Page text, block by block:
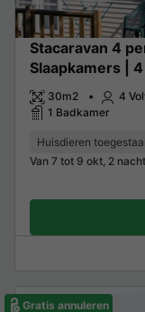
Stacaravan 4
Slaapkamers |
terras | TV
30m2 4
1 Badkamer
Huisdieren
Van 7 tot 9 okt, 2
Gratis annuleren